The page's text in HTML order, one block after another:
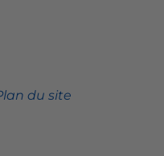
du site